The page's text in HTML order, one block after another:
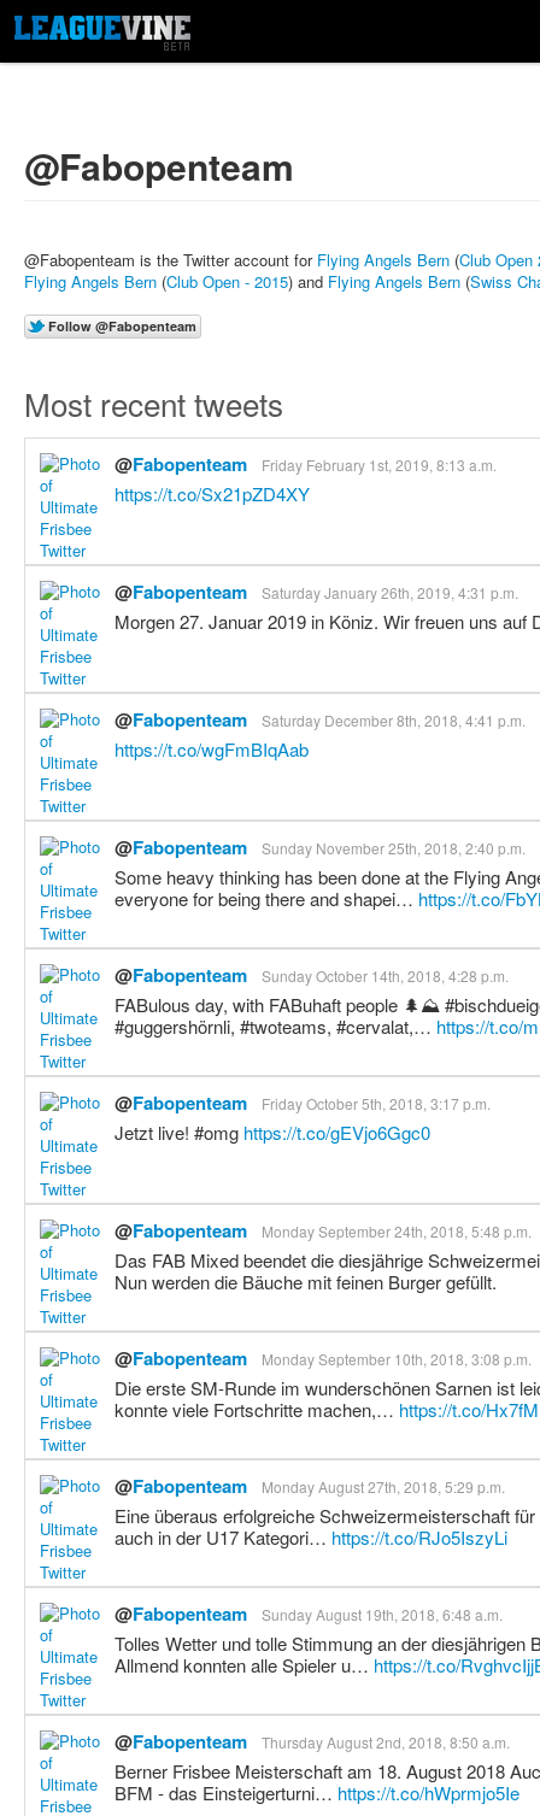
@Fabopenteam
@Fabopenteam is the Twitter account for Flying Angels Bern (Club Open
Flying Angels Bern (Club Open - 2015) and Flying Angels Bern (Swiss
Most recent tweets
@Fabopenteam Friday February 1st, 2019, 8:13 a.m.
https://t.co/Sx21pZD4XY
@Fabopenteam Saturday January 26th, 2019, 4:31 p.m.
Morgen 27. Januar 2019 in Köniz. Wir freuen uns auf
@Fabopenteam Saturday December 8th, 2018, 4:41 p.m.
https://t.co/wgFmBIqAab
@Fabopenteam Sunday November 25th, 2018, 2:40 p.m.
Some heavy thinking has been done at the Flying
everyone for being there and shapei… https://t.co/
@Fabopenteam Sunday October 14th, 2018, 4:28 p.m.
FABulous day, with FABuhaft people 🌲⛰
#guggershörnli, #twoteams, #cervalat,… https://t.co/
@Fabopenteam Friday October 5th, 2018, 3:17 p.m.
Jetzt live! #omg https://t.co/gEVjo6Ggc0
@Fabopenteam Monday September 24th, 2018, 5:48 p.m.
Das FAB Mixed beendet die diesjährige
Nun werden die Bäuche mit feinen Burger gefüllt.
@Fabopenteam Monday September 10th, 2018, 3:08 p.m.
Die erste SM-Runde im wunderschönen Sarnen ist
konnte viele Fortschritte machen,… https://t.co/
@Fabopenteam Monday August 27th, 2018, 5:29 p.m.
Eine überaus erfolgreiche Schweizermeisterschaft
auch in der U17 Kategori… https://t.co/RJo5IszyLi
@Fabopenteam Sunday August 19th, 2018, 6:48 a.m.
Tolles Wetter und tolle Stimmung an der diesjährigen
Allmend konnten alle Spieler u… https://t.co/
@Fabopenteam Thursday August 2nd, 2018, 8:50 a.m.
Berner Frisbee Meisterschaft am 18. August 2018
BFM - das Einsteigerturni… https://t.co/hWprmjo5Ie